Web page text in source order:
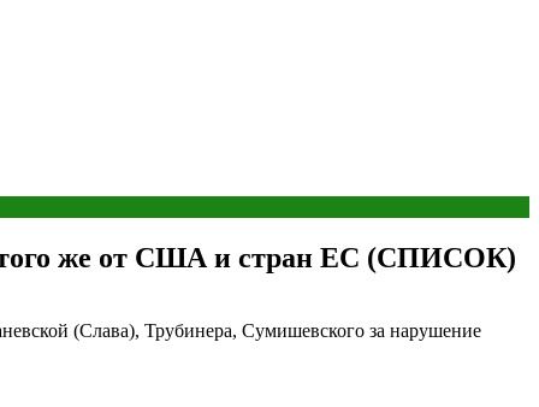
того же от США и стран ЕС (СПИСОК)
(Слава), Трубинера, Сумишевского за нарушение